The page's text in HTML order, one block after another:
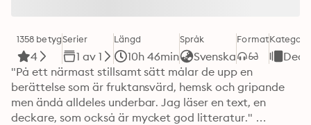
1358 betyg
4
Serier
1 av 1
Längd
10h 46min
Språk
Svenska
FormatKategori
"På ett närmast stillsamt sätt målar de upp en
berättelse som är fruktansvärd, hemsk och gripande
men ändå alldeles underbar. Jag läser en text, en
deckare, som också är mycket god litteratur."